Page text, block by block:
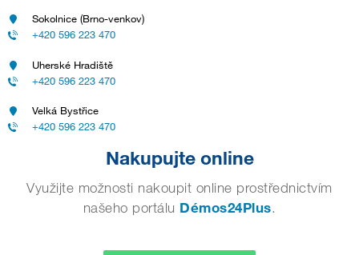
Sokolnice (Brno-venkov)
+420 596 223 470
Uherské Hradiště
+420 596 223 470
Velká Bystřice
+420 596 223 470
Nakupujte online
Využijte možnosti nakoupit online prostřednictvím
našeho portálu Démos24Plus